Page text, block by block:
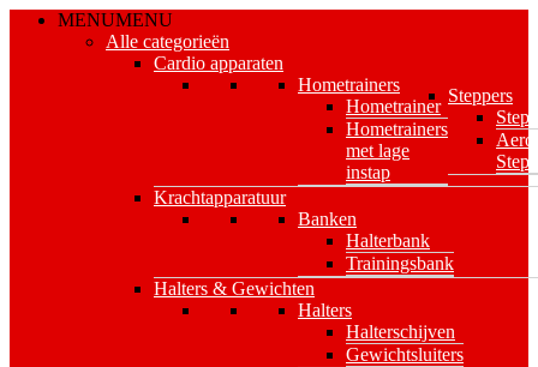
Skip
MENUMENU
Alle categorieën
Cardio apparaten
Hometrainers
Hometrainer
Hometrainers
met lage
instap
Steppers
Krachtapparatuur
Banken
Halterbank
Trainingsbank
Halters & Gewichten
Halters
Halterschijven
Gewichtsluiters